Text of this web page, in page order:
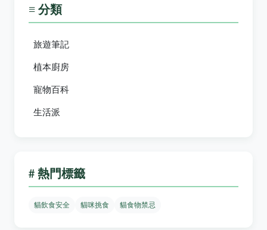
≡ 分類
旅遊筆記
植本廚房
寵物百科
生活派
# 熱門標籤
貓飲食安全 貓咪挑食 貓食物禁忌